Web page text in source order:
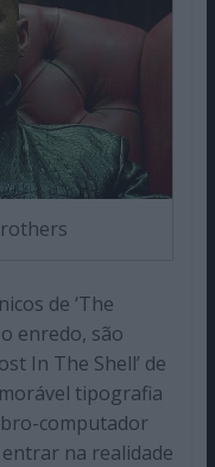
de ‘The
enredo, são
In The Shell’ de
tipografia
computador
na realidade